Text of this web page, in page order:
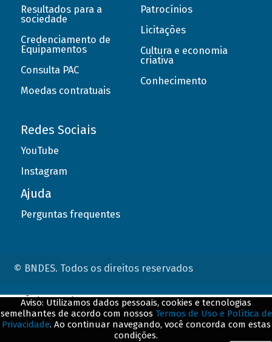
Resultados para a
sociedade
Credenciamento de
Equipamentos
Consulta PAC
Moedas contratuais
Patrocínios
Licitações
Cultura e economia
criativa
Conhecimento
Redes Sociais
YouTube
Instagram
Ajuda
Perguntas frequentes
© BNDES. Todos os direitos reservados
Aviso: Utilizamos dados pessoais, cookies e tecnologias
semelhantes de acordo com nossos Termos de Uso e Política de
Privacidade. Ao continuar navegando, você concorda com estas
condições.
ConteÃºdo complementar
${title}${badge}